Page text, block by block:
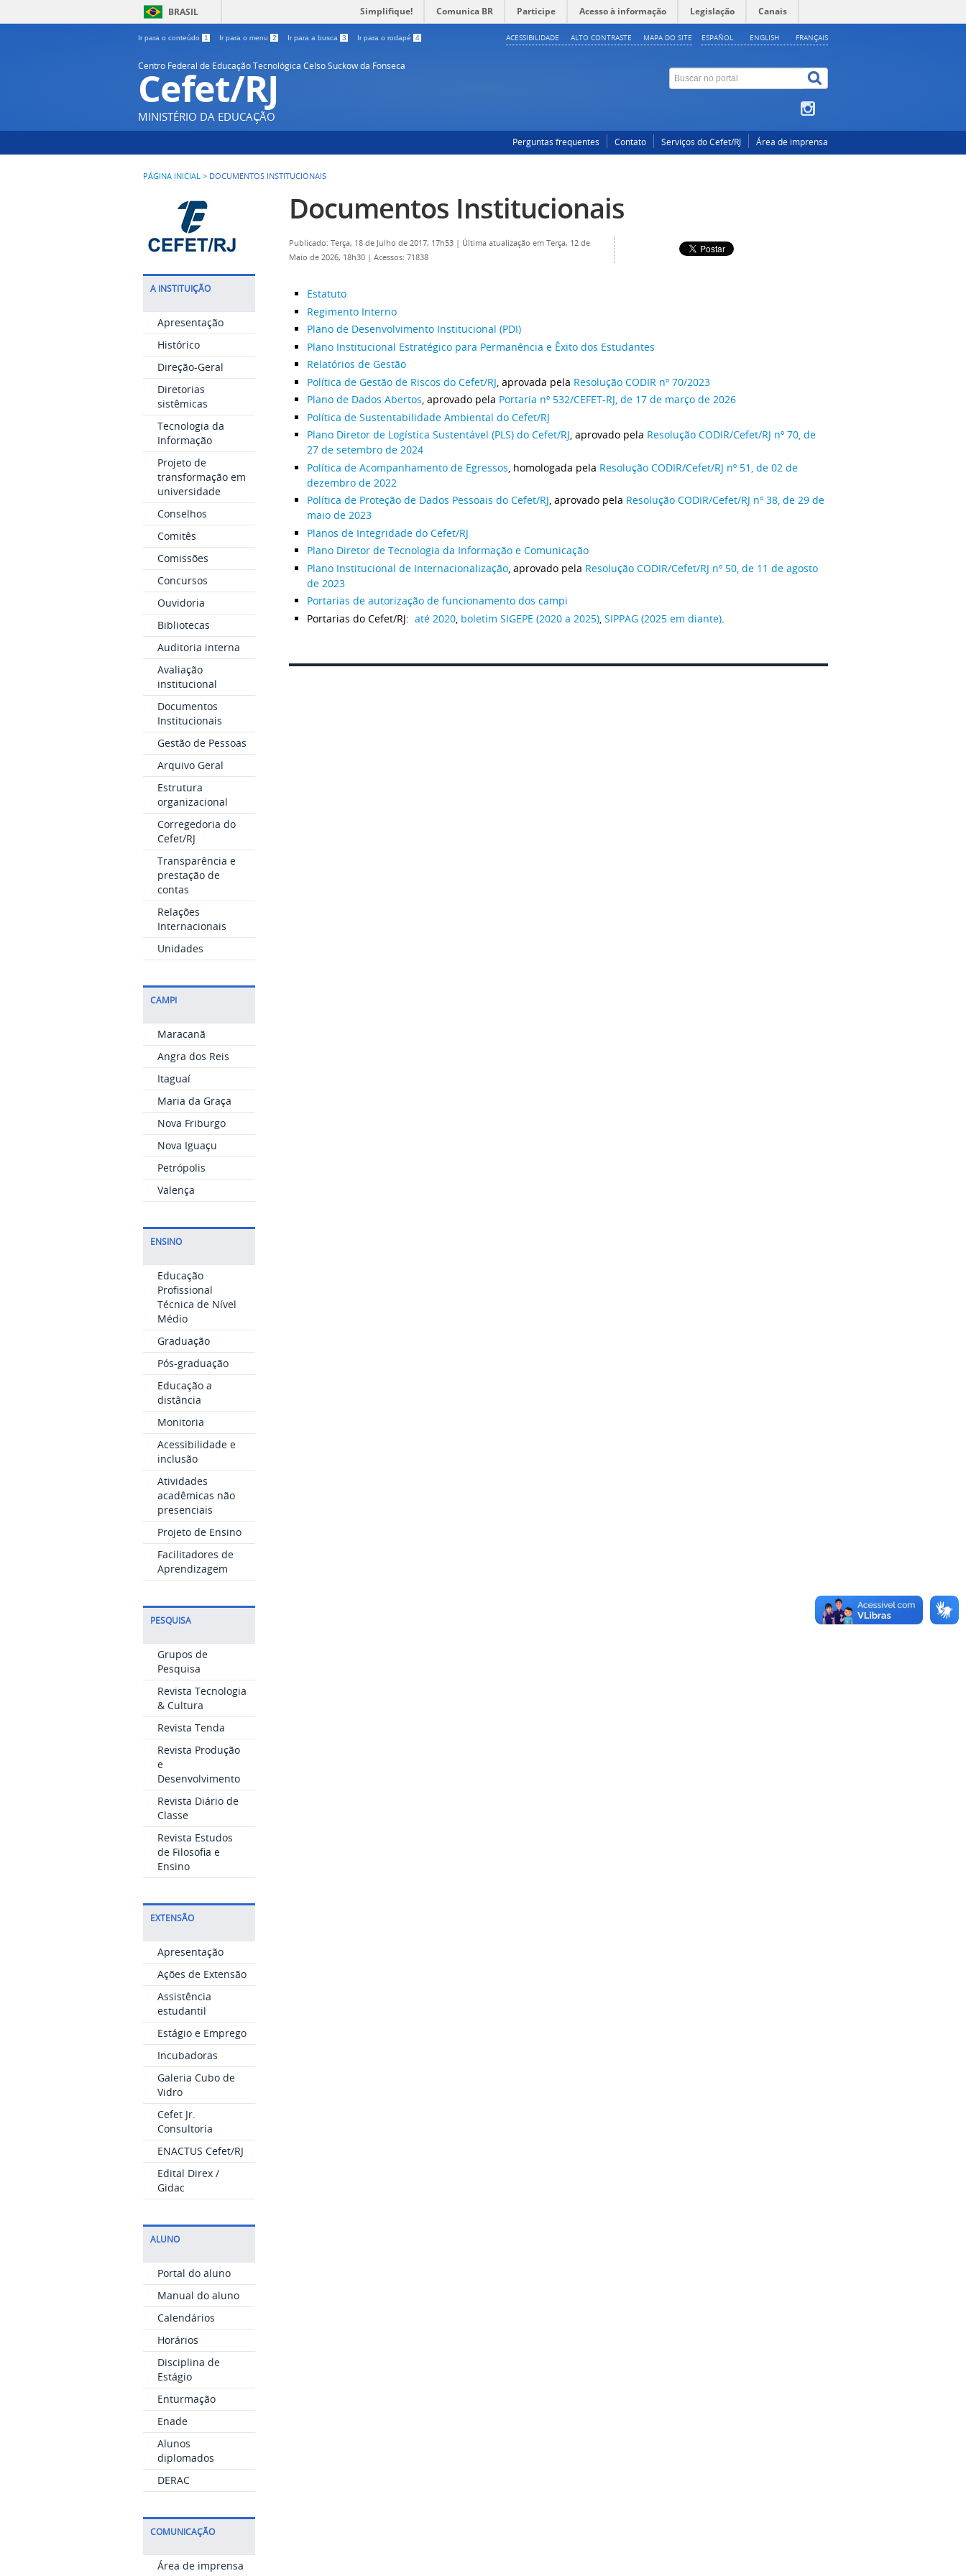
BRASIL Simplifique! Comunica BR Participe Acesso à informação Legislação Canais
Ir para o conteúdo 1 Ir para o menu 2 Ir para a busca 3 Ir para o rodapé 4 ESPAÑOL ENGLISH FRANÇAIS
ACESSIBILIDADE ALTO CONTRASTE MAPA DO SITE
Centro Federal de Educação Tecnológica Celso Suckow da Fonseca
Cefet/RJ
MINISTÉRIO DA EDUCAÇÃO
Perguntas frequentes Contato Serviços do Cefet/RJ Área de imprensa
PÁGINA INICIAL > DOCUMENTOS INSTITUCIONAIS
A INSTITUIÇÃO
Apresentação
Histórico
Direção-Geral
Diretorias
sistêmicas
Tecnologia da
Informação
Projeto de
transformação em
universidade
Conselhos
Comitês
Comissões
Concursos
Ouvidoria
Bibliotecas
Auditoria interna
Avaliação
institucional
Documentos
Institucionais
Gestão de Pessoas
Arquivo Geral
Estrutura
organizacional
Corregedoria do
Cefet/RJ
Transparência e
prestação de
contas
Relações
Internacionais
Unidades
CAMPI
Maracanã
Angra dos Reis
Itaguaí
Maria da Graça
Nova Friburgo
Nova Iguaçu
Petrópolis
Valença
ENSINO
Educação
Profissional
Técnica de Nível
Médio
Graduação
Pós-graduação
Educação a
distância
Monitoria
Acessibilidade e
inclusão
Atividades
acadêmicas não
presenciais
Projeto de Ensino
Facilitadores de
Aprendizagem
PESQUISA
Grupos de
Pesquisa
Revista Tecnologia
& Cultura
Revista Tenda
Revista Produção
e
Desenvolvimento
Revista Diário de
Classe
Revista Estudos
de Filosofia e
Ensino
EXTENSÃO
Apresentação
Ações de Extensão
Assistência
estudantil
Estágio e Emprego
Incubadoras
Galeria Cubo de
Vidro
Cefet Jr.
Consultoria
ENACTUS Cefet/RJ
Edital Direx /
Gidac
ALUNO
Portal do aluno
Manual do aluno
Calendários
Horários
Disciplina de
Estágio
Enturmação
Enade
Alunos
diplomados
DERAC
COMUNICAÇÃO
Área de imprensa
Documentos Institucionais
Publicado: Terça, 18 de Julho de 2017, 17h53 | Última atualização em Terça, 12 de
Maio de 2026, 18h30 | Acessos: 71838
Estatuto
Regimento Interno
Plano de Desenvolvimento Institucional (PDI)
Plano Institucional Estratégico para Permanência e Êxito dos Estudantes
Relatórios de Gestão
Política de Gestão de Riscos do Cefet/RJ , aprovada pela Resolução CODIR nº 70/2023
Plano de Dados Abertos, aprovado pela Portaria nº 532/CEFET-RJ, de 17 de março de 2026
Política de Sustentabilidade Ambiental do Cefet/RJ
Plano Diretor de Logística Sustentável (PLS) do Cefet/RJ, aprovado pela Resolução CODIR/Cefet/RJ nº 70, de
27 de setembro de 2024
Política de Acompanhamento de Egressos , homologada pela Resolução CODIR/Cefet/RJ nº 51, de 02 de
dezembro de 2022
Política de Proteção de Dados Pessoais do Cefet/RJ, aprovado pela Resolução CODIR/Cefet/RJ nº 38, de 29 de
maio de 2023
Planos de Integridade do Cefet/RJ
Plano Diretor de Tecnologia da Informação e Comunicação
Plano Institucional de Internacionalização , aprovado pela Resolução CODIR/Cefet/RJ nº 50, de 11 de agosto
de 2023
Portarias de autorização de funcionamento dos campi
Portarias do Cefet/RJ: até 2020 boletim SIGEPE (2020 a 2025) SIPPAG (2025 em diante)